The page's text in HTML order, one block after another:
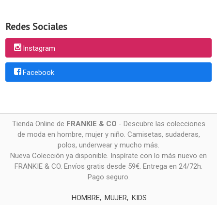
Redes Sociales
Instagram
Facebook
Tienda Online de FRANKIE & CO - Descubre las colecciones
de moda en hombre, mujer y niño. Camisetas, sudaderas,
polos, underwear y mucho más.
Nueva Colección ya disponible. Inspírate con lo más nuevo en
FRANKIE & CO. Envíos gratis desde 59€. Entrega en 24/72h.
Pago seguro.
HOMBRE MUJER KIDS